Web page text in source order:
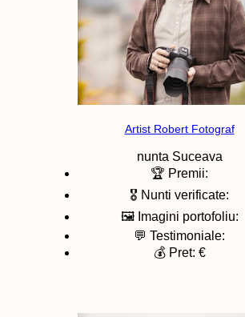
Artist Robert Fotograf
nunta Suceava
🏆 Premii:
🎖️ Nunti verificate:
🖼️ Imagini portofoliu:
💬 Testimoniale:
💰 Pret: €